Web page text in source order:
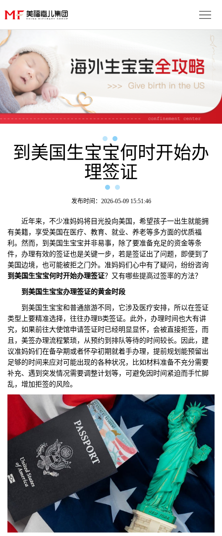
子
优
势
服
务
流
月
子
成
城
到美国生宝宝何时开始办
理签证
发布时间：2026-05-09 15:51:46
近年来，不少准妈妈将目光投向美国，希望孩子一出生就能拥
有美籍，享受美国在医疗、教育、就业、养老等多方面的优质福
利。然而，到美国生宝宝并非易事，除了要准备充足的资金等条
件，办理有效的签证也是关键一步，若是签证出了问题，即便到了
美国边境，也可能被拒之门外。准妈妈们心中有了疑问，纷纷咨询
到美国生宝宝何时开始办理签证？又有哪些提高过签率的方法？
到美国生宝宝办理签证的黄金时段
到美国生宝宝和普通旅游不同，它涉及医疗安排，所以在签证
类型上要精准选择，往往办理B类签证。此外，办理时间也大有讲
究，如果前往大使馆申请签证时已经明显显怀，会被直接拒签，而
且，美签办理流程繁琐，从预约到排队等待的时间较长。因此，建
议准妈妈们在备孕期或者怀孕初期就着手办理，提前规划能预留出
足够的时间来应对可能出现的各种状况，比如材料准备不充分需要
补充、遇到突发情况需要调整计划等，可避免因时间紧迫而手忙脚
乱，增加拒签的风险。